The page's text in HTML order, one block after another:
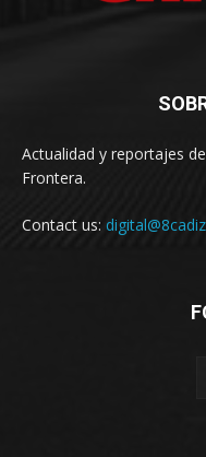
Actualidad y reportajes
Frontera.
Contact us: